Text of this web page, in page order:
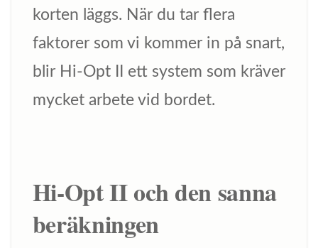
korten läggs. När du tar flera
faktorer som vi kommer in på snart,
blir Hi-Opt II ett system som kräver
mycket arbete vid bordet.
Hi-Opt II och den sanna
beräkningen